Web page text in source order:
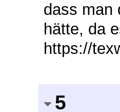
dass man
hätte, da
https://
5